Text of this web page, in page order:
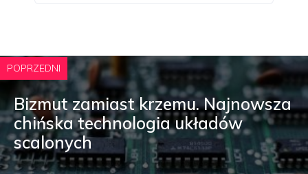
POPRZEDNI
Bizmut zamiast krzemu. Najnowsza
chińska technologia układów
scalonych